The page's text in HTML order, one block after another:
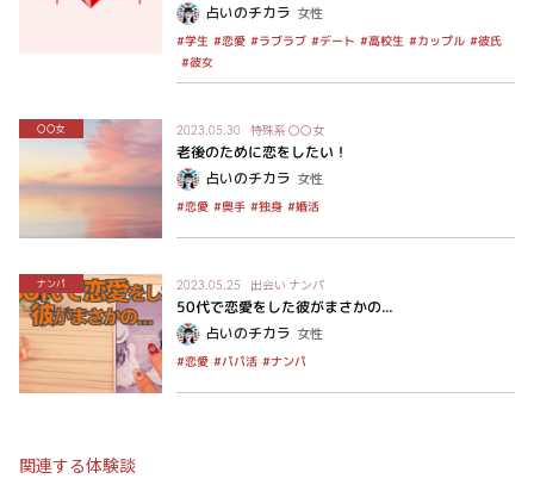
占いのチカラ 女性
#学生 #恋愛 #ラブラブ #デート #高校生 #カップル #彼氏
#彼女
〇〇女 2023.05.30 特殊系 〇〇女
老後のために恋をしたい！
占いのチカラ 女性
#恋愛 #奥手 #独身 #婚活
ナンパ 2023.05.25 出会い ナンパ
50代で恋愛をした彼がまさかの...
占いのチカラ 女性
#恋愛 #パパ活 #ナンパ
関連する体験談